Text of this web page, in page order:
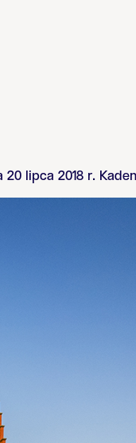
lipca 2018 r.